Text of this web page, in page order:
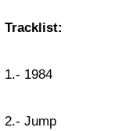
Tracklist:
1.- 1984
2.- Jump